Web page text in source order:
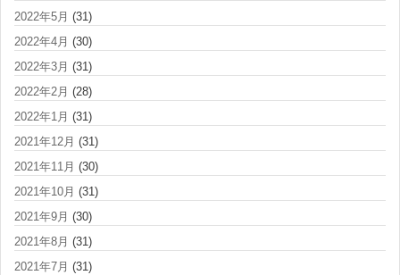
2022年5月 (31)
2022年4月 (30)
2022年3月 (31)
2022年2月 (28)
2022年1月 (31)
2021年12月 (31)
2021年11月 (30)
2021年10月 (31)
2021年9月 (30)
2021年8月 (31)
2021年7月 (31)